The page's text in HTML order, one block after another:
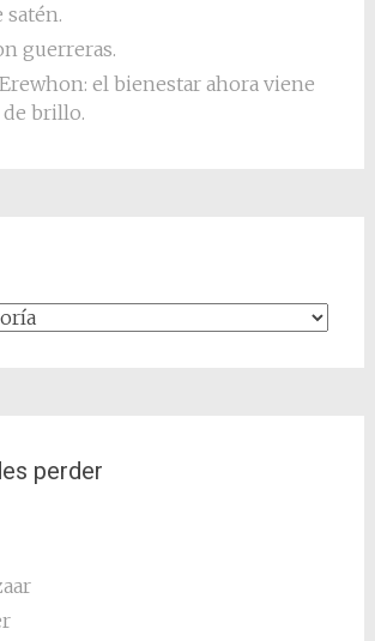
satén.
guerreras.
el bienestar ahora viene
brillo.
perder